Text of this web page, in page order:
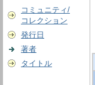
コミュニティ/
コレクション
発行日
著者
タイトル